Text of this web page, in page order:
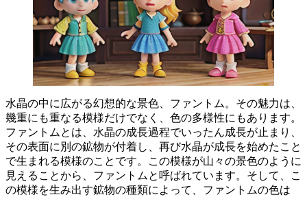
水晶の中に広がる幻想的な景色、ファントム。その魅力は、
幾重にも重なる模様だけでなく、色の多様性にもあります。
ファントムとは、水晶の成長過程でいったん成長が止まり、
その表面に別の鉱物が付着し、再び水晶が成長を始めたこと
で生まれる模様のことです。この模様が山々の景色のように
見えることから、ファントムと呼ばれています。そして、
こ
の模様を生み出す鉱物の種類によって、ファントムの色は